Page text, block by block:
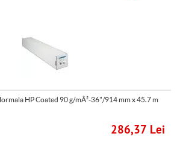
HP Coated 90 g/mÂ²-36"/914 mm x 45.7 m
286,37 Lei